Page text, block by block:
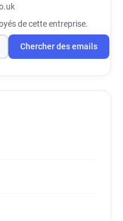
de cette entreprise.
Chercher des emails